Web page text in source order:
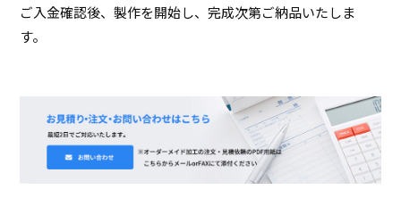
ご入金確認後、製作を開始し、完成次第ご納品いたしま
す。